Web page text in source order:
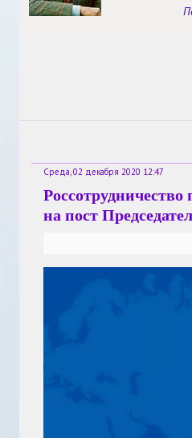
Среда, 02 декабря 2020 12:47
на пост